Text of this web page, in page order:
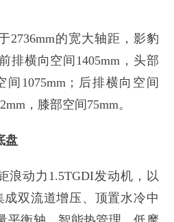
2736mm的宽大轴距，影豹
排横向空间1405mm，头部
间1075mm；后排横向空间
，膝部空间75mm。
盘
浪动力1.5TGDI发动机，以
成双流道增压、顶置水冷中